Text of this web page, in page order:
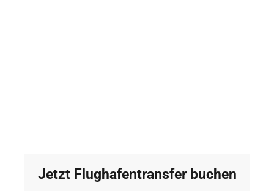
Jetzt Flughafentransfer buchen